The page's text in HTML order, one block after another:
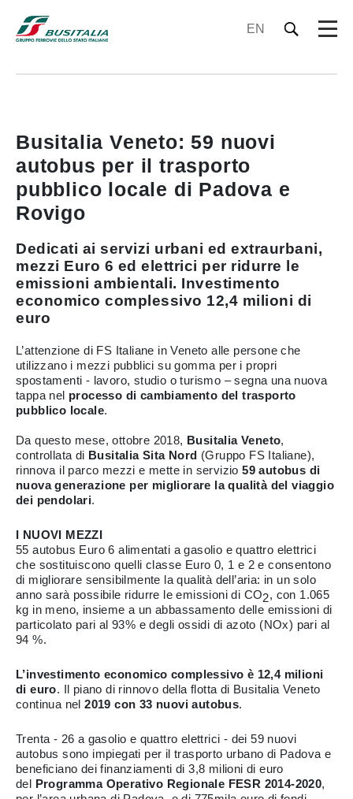
EN
Busitalia Veneto: 59 nuovi
autobus per il trasporto
pubblico locale di Padova e
Rovigo
Dedicati ai servizi urbani ed extraurbani,
mezzi Euro 6 ed elettrici per ridurre le
emissioni ambientali. Investimento
economico complessivo 12,4 milioni di
euro
L’attenzione di FS Italiane in Veneto alle persone che
utilizzano i mezzi pubblici su gomma per i propri
spostamenti - lavoro, studio o turismo – segna una nuova
tappa nel processo di cambiamento del trasporto
pubblico locale.
Da questo mese, ottobre 2018, Busitalia Veneto,
controllata di Busitalia Sita Nord (Gruppo FS Italiane),
rinnova il parco mezzi e mette in servizio59 autobus di
nuova generazione per migliorare la qualità del viaggio
dei pendolari.
I NUOVI MEZZI
55 autobus Euro 6 alimentati a gasolio e quattro elettrici
che sostituiscono quelli classe Euro 0, 1 e 2 e consentono
di migliorare sensibilmente la qualità dell’aria: in un solo
anno sarà possibile ridurre le emissioni di CO2, con 1.065
kg in meno, insieme a un abbassamento delle emissioni di
particolato pari al 93% e degli ossidi di azoto (NOx) pari al
94 %.
L’investimento economico complessivo è 12,4 milioni
di euro. Il piano di rinnovo della flotta di Busitalia Veneto
continua nel2019 con 33 nuovi autobus.
Trenta - 26 a gasolio e quattro elettrici - dei 59 nuovi
autobus sono impiegati per il trasporto urbano di Padova e
beneficiano dei finanziamenti di 3,8 milioni di euro
del Programma Operativo Regionale FESR 2014-2020,